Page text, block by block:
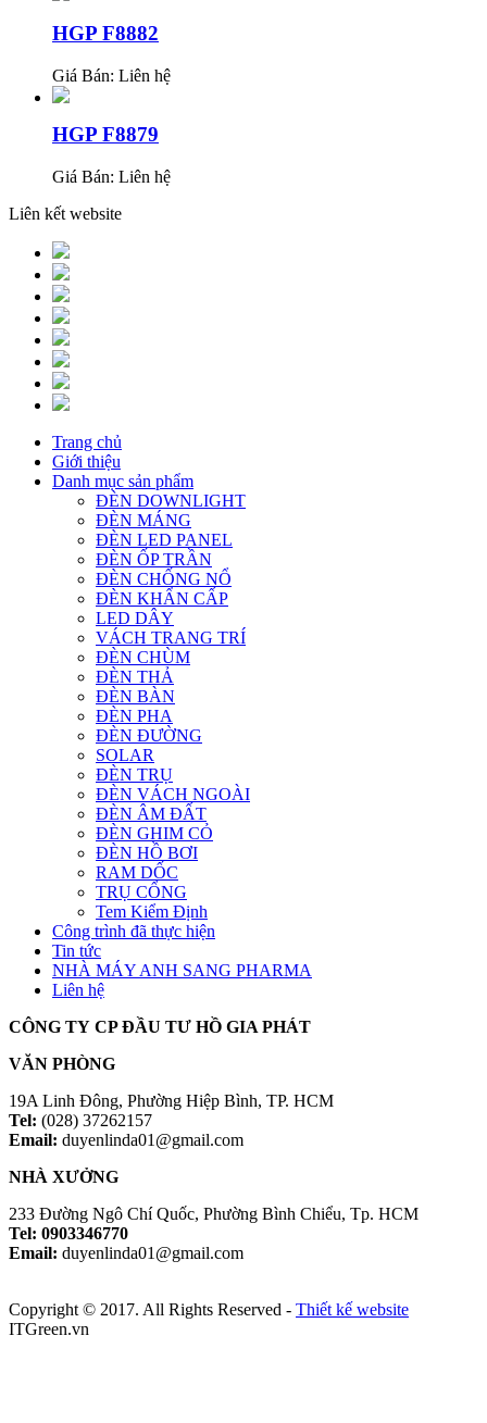
HGP F8882
Giá Bán: Liên hệ
HGP F8879
Giá Bán: Liên hệ
Liên kết website
Trang chủ
Giới thiệu
Danh mục sản phẩm
ĐÈN DOWNLIGHT
ĐÈN MÁNG
ĐÈN LED PANEL
ĐÈN ỐP TRẦN
ĐÈN CHỐNG NỔ
ĐÈN KHẨN CẤP
LED DÂY
VÁCH TRANG TRÍ
ĐÈN CHÙM
ĐÈN THẢ
ĐÈN BÀN
ĐÈN PHA
ĐÈN ĐƯỜNG
SOLAR
ĐÈN TRỤ
ĐÈN VÁCH NGOÀI
ĐÈN ÂM ĐẤT
ĐÈN GHIM CỎ
ĐÈN HỒ BƠI
RAM DỐC
TRỤ CỔNG
Tem Kiểm Định
Công trình đã thực hiện
Tin tức
NHÀ MÁY ANH SANG PHARMA
Liên hệ
CÔNG TY CP ĐẦU TƯ HỒ GIA PHÁT
VĂN PHÒNG
19A Linh Đông, Phường Hiệp Bình, TP. HCM
Tel: (028) 37262157
Email: duyenlinda01@gmail.com
NHÀ XƯỞNG
233 Đường Ngô Chí Quốc, Phường Bình Chiểu, Tp. HCM
Tel: 0903346770
Email: duyenlinda01@gmail.com
Copyright © 2017. All Rights Reserved - Thiết kế website
ITGreen.vn